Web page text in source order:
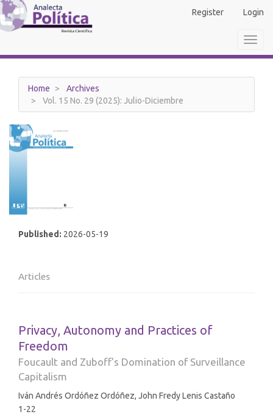
Main
Navigation
Main
Sidebar
Register Login
Home
Archives
Vol. 15 No. 29 (2025): Julio-Diciembre
Published: 2026-05-19
Articles
Privacy, Autonomy and Practices of
Freedom
Foucault and Zuboff's Domination of Surveillance
Capitalism
Iván Andrés Ordóñez Ordóñez, John Fredy Lenis Castaño
1-22